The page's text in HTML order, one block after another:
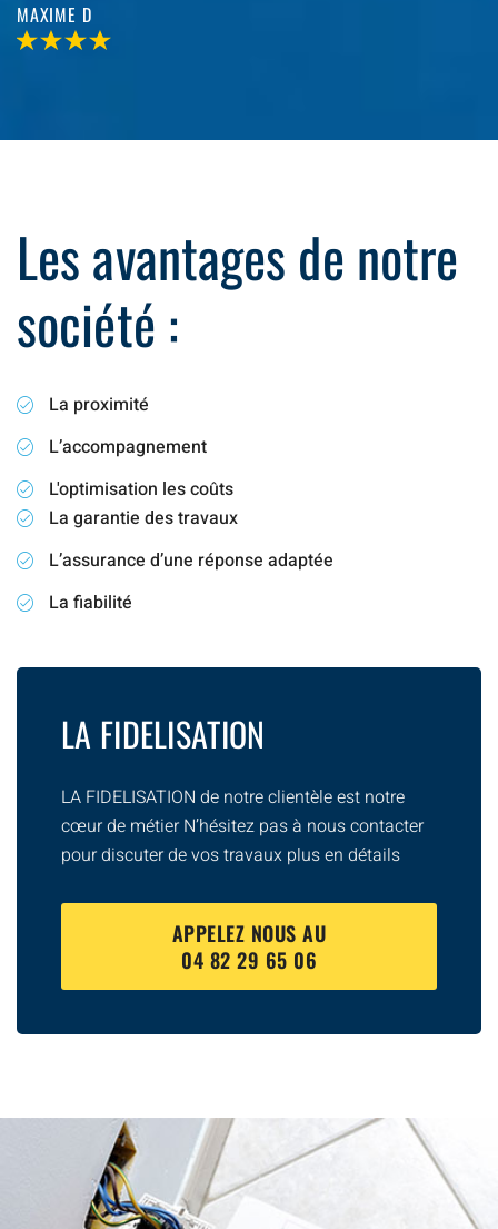
MAXIME D
Les avantages de notre
société :
La proximité
L’accompagnement
L'optimisation les coûts
La garantie des travaux
L’assurance d’une réponse adaptée
La fiabilité
LA FIDELISATION
LA FIDELISATION de notre clientèle est notre
cœur de métier N’hésitez pas à nous contacter
pour discuter de vos travaux plus en détails
APPELEZ NOUS AU
04 82 29 65 06